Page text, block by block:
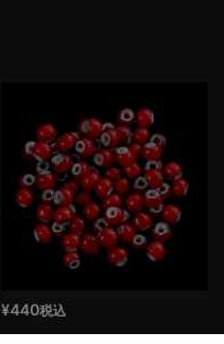
¥440税込